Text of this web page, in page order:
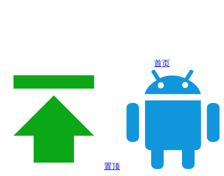
首页
置顶